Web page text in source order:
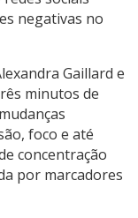
negativas no
Gaillard e
minutos de
foco e até
concentração
por marcadores